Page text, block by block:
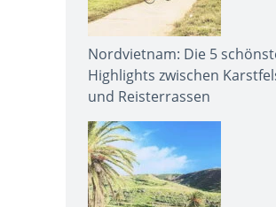
Nordvietnam: Die 5
Highlights zwischen
und Reisterrassen